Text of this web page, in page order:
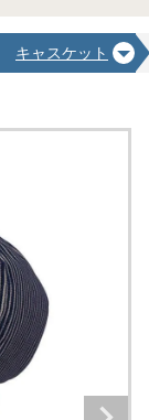
キャスケット